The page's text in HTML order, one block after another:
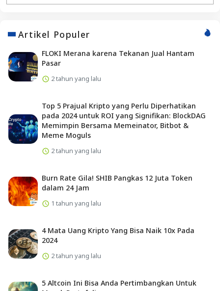
Artikel Populer
FLOKI Merana karena Tekanan Jual Hantam
Pasar
2 tahun yang lalu
Top 5 Prajual Kripto yang Perlu Diperhatikan
pada 2024 untuk ROI yang Signifikan: BlockDAG
Memimpin Bersama Memeinator, Bitbot &
Meme Moguls
2 tahun yang lalu
Burn Rate Gila! SHIB Pangkas 12 Juta Token
dalam 24 Jam
1 tahun yang lalu
4 Mata Uang Kripto Yang Bisa Naik 10x Pada
2024
2 tahun yang lalu
5 Altcoin Ini Bisa Anda Pertimbangkan Untuk